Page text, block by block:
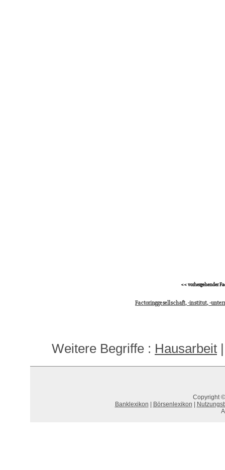
<< vorhergehender
Factoringgesellschaft, -institut, -
Weitere Begriffe : Hausarbeit
Copyright
Banklexikon
Börsenlexikon